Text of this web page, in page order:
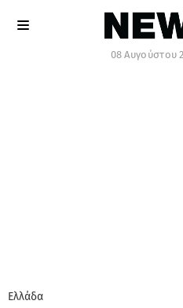
08 Αυγούστου
Ελλάδα